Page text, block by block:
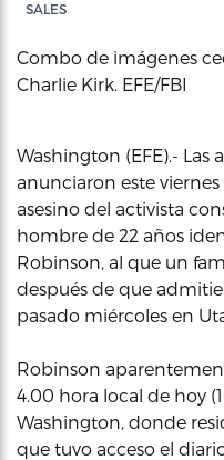
SALES
Combo de imágenes
Charlie Kirk. EFE/FBI
Washington (EFE).-
anunciaron este
asesino del activista
hombre de 22 años
Robinson, al que un
después de que
pasado miércoles en
Robinson
4.00 hora local de hoy
Washington, donde
que tuvo acceso el